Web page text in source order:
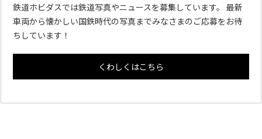
鉄道ホビダスでは鉄道写真やニュースを募集しています。 最新
車両から懐かしい国鉄時代の写真までみなさまのご応募をお待
ちしています！
くわしくはこちら